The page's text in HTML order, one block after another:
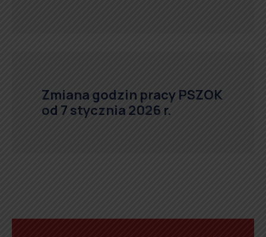
Zmiana godzin pracy PSZOK
od 7 stycznia 2026 r.